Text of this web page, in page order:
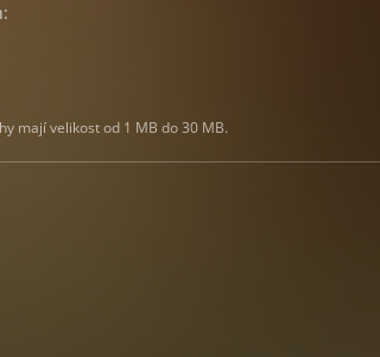
mají velikost od 1 MB do 30 MB.